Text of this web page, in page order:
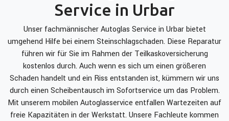
Service in Urbar
Unser fachmännischer Autoglas Service in Urbar bietet
umgehend Hilfe bei einem Steinschlagschaden. Diese Reparatur
führen wir für Sie im Rahmen der Teilkaskoversicherung
kostenlos durch. Auch wenn es sich um einen größeren
Schaden handelt und ein Riss entstanden ist, kümmern wir uns
durch einen Scheibentausch im Sofortservice um das Problem.
Mit unserem mobilen Autoglasservice entfallen Wartezeiten auf
freie Kapazitäten in der Werkstatt. Unsere Fachleute kommen